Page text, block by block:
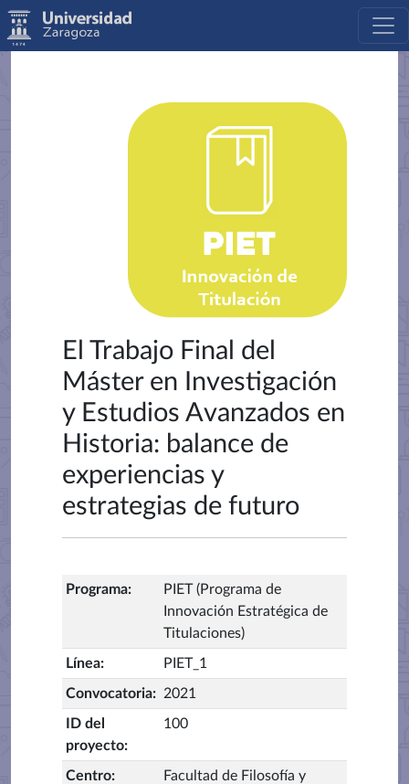
El Trabajo Final del
Máster en Investigación
y Estudios Avanzados en
Historia: balance de
experiencias y
estrategias de futuro
Programa:
PIET (Programa de
Innovación Estratégica de
Titulaciones)
Línea: PIET_1
Convocatoria: 2021
ID del
proyecto:
100
Centro:
Facultad de Filosofía y